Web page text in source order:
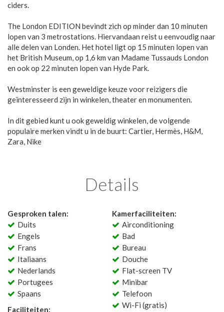
ciders.
The London EDITION bevindt zich op minder dan 10 minuten
lopen van 3 metrostations. Hiervandaan reist u eenvoudig naar
alle delen van Londen. Het hotel ligt op 15 minuten lopen van
het British Museum, op 1,6 km van Madame Tussauds London
en ook op 22 minuten lopen van Hyde Park.
Westminster is een geweldige keuze voor reizigers die
geïnteresseerd zijn in winkelen, theater en monumenten.
In dit gebied kunt u ook geweldig winkelen, de volgende
populaire merken vindt u in de buurt: Cartier, Hermès, H&M,
Zara, Nike
Details
Gesproken talen:
Duits
Engels
Frans
Italiaans
Nederlands
Portugees
Spaans
Faciliteiten:
Kamerfaciliteiten:
Airconditioning
Bad
Bureau
Douche
Flat-screen TV
Minibar
Telefoon
Wi-Fi (gratis)